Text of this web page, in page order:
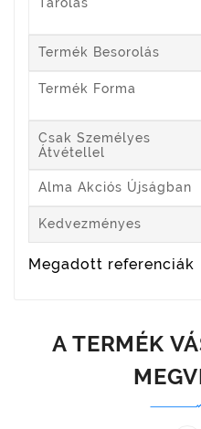
Termék Besorolás
Termék Forma
Csak Személyes
Átvétellel
Alma Akciós Újságban
Kedvezményes
Megadott referenciák
A TERMÉK